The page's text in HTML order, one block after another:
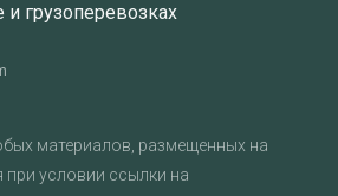
и грузоперевозках
материалов, размещенных на
при условии ссылки на